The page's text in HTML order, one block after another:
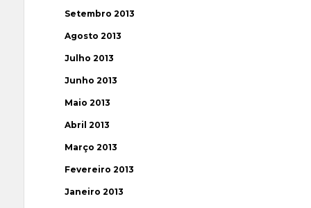
Setembro 2013
Agosto 2013
Julho 2013
Junho 2013
Maio 2013
Abril 2013
Março 2013
Fevereiro 2013
Janeiro 2013